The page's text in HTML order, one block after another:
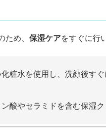
め、 保湿ケアをすぐに行
粧水を使用し、洗顔後す
酸やセラミドを含む保湿